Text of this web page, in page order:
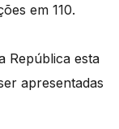
em 110.
República esta
apresentadas